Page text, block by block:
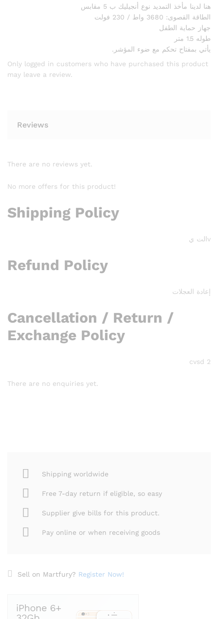
هنا لدينا مأخذ التمديد نوع أنجيليك ب 5 مقابس
الطاقة القصوى: 3680 واط / 230 فولت
جهاز حماية الطفل
طوله 1.5 متر
يأتي بمفتاح تحكم مع ضوء المؤشر.
Only logged in customers who have purchased this product
may leave a review.
Reviews
There are no reviews yet.
No more offers for this product!
Shipping Policy
vالت ي
Refund Policy
إعادة العجلات
Cancellation / Return /
Exchange Policy
cvsd 2
There are no enquiries yet.
Shipping worldwide
Free 7-day return if eligible, so easy
Supplier give bills for this product.
Pay online or when receiving goods
Sell on Martfury? Register Now!